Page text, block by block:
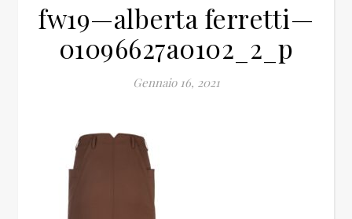
fw19—alberta ferretti—
01096627a0102_2_p
Gennaio 16, 2021